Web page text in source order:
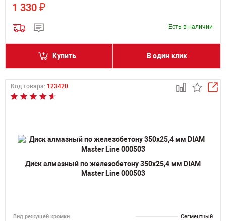
1 330 ₽
Есть в наличии
Купить В один клик
Код товара: 123420
Диск алмазный по железобетону 350х25,4 мм DIAM
Master Line 000503
Вид режущей кромки
Сегментный